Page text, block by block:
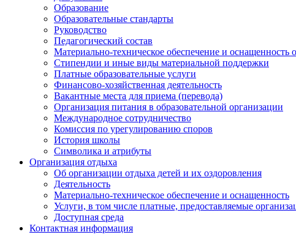
Образование
Образовательные стандарты
Руководство
Педагогический состав
Материально-техническое обеспечение и оснащенность
Стипендии и иные виды материальной поддержки
Платные образовательные услуги
Финансово-хозяйственная деятельность
Вакантные места для приема (перевода)
Организация питания в образовательной организации
Международное сотрудничество
Комиссия по урегулированию споров
История школы
Символика и атрибуты
Организация отдыха
Об организации отдыха детей и их оздоровления
Деятельность
Материально-техническое обеспечение и оснащенность
Услуги, в том числе платные, предоставляемые
Доступная среда
Контактная информация